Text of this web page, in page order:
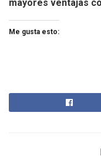
mayores ventajas
Me gusta esto: